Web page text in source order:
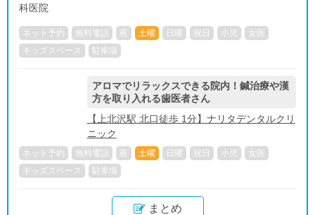
ネット予約 無料電話 夜 土曜 日曜 祝日 小児
女医
キッズスペース
駐車場
アロマでリラックスできる院内！鍼治療や漢
方を取り入れる歯医者さん
【上北沢駅 北口徒歩 1分】ナリタデンタルクリ
ニック
ネット予約 無料電話 夜 土曜 日曜 祝日 小児
女医
キッズスペース
駐車場
まとめ